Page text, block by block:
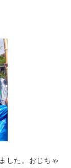
した。おじちゃ